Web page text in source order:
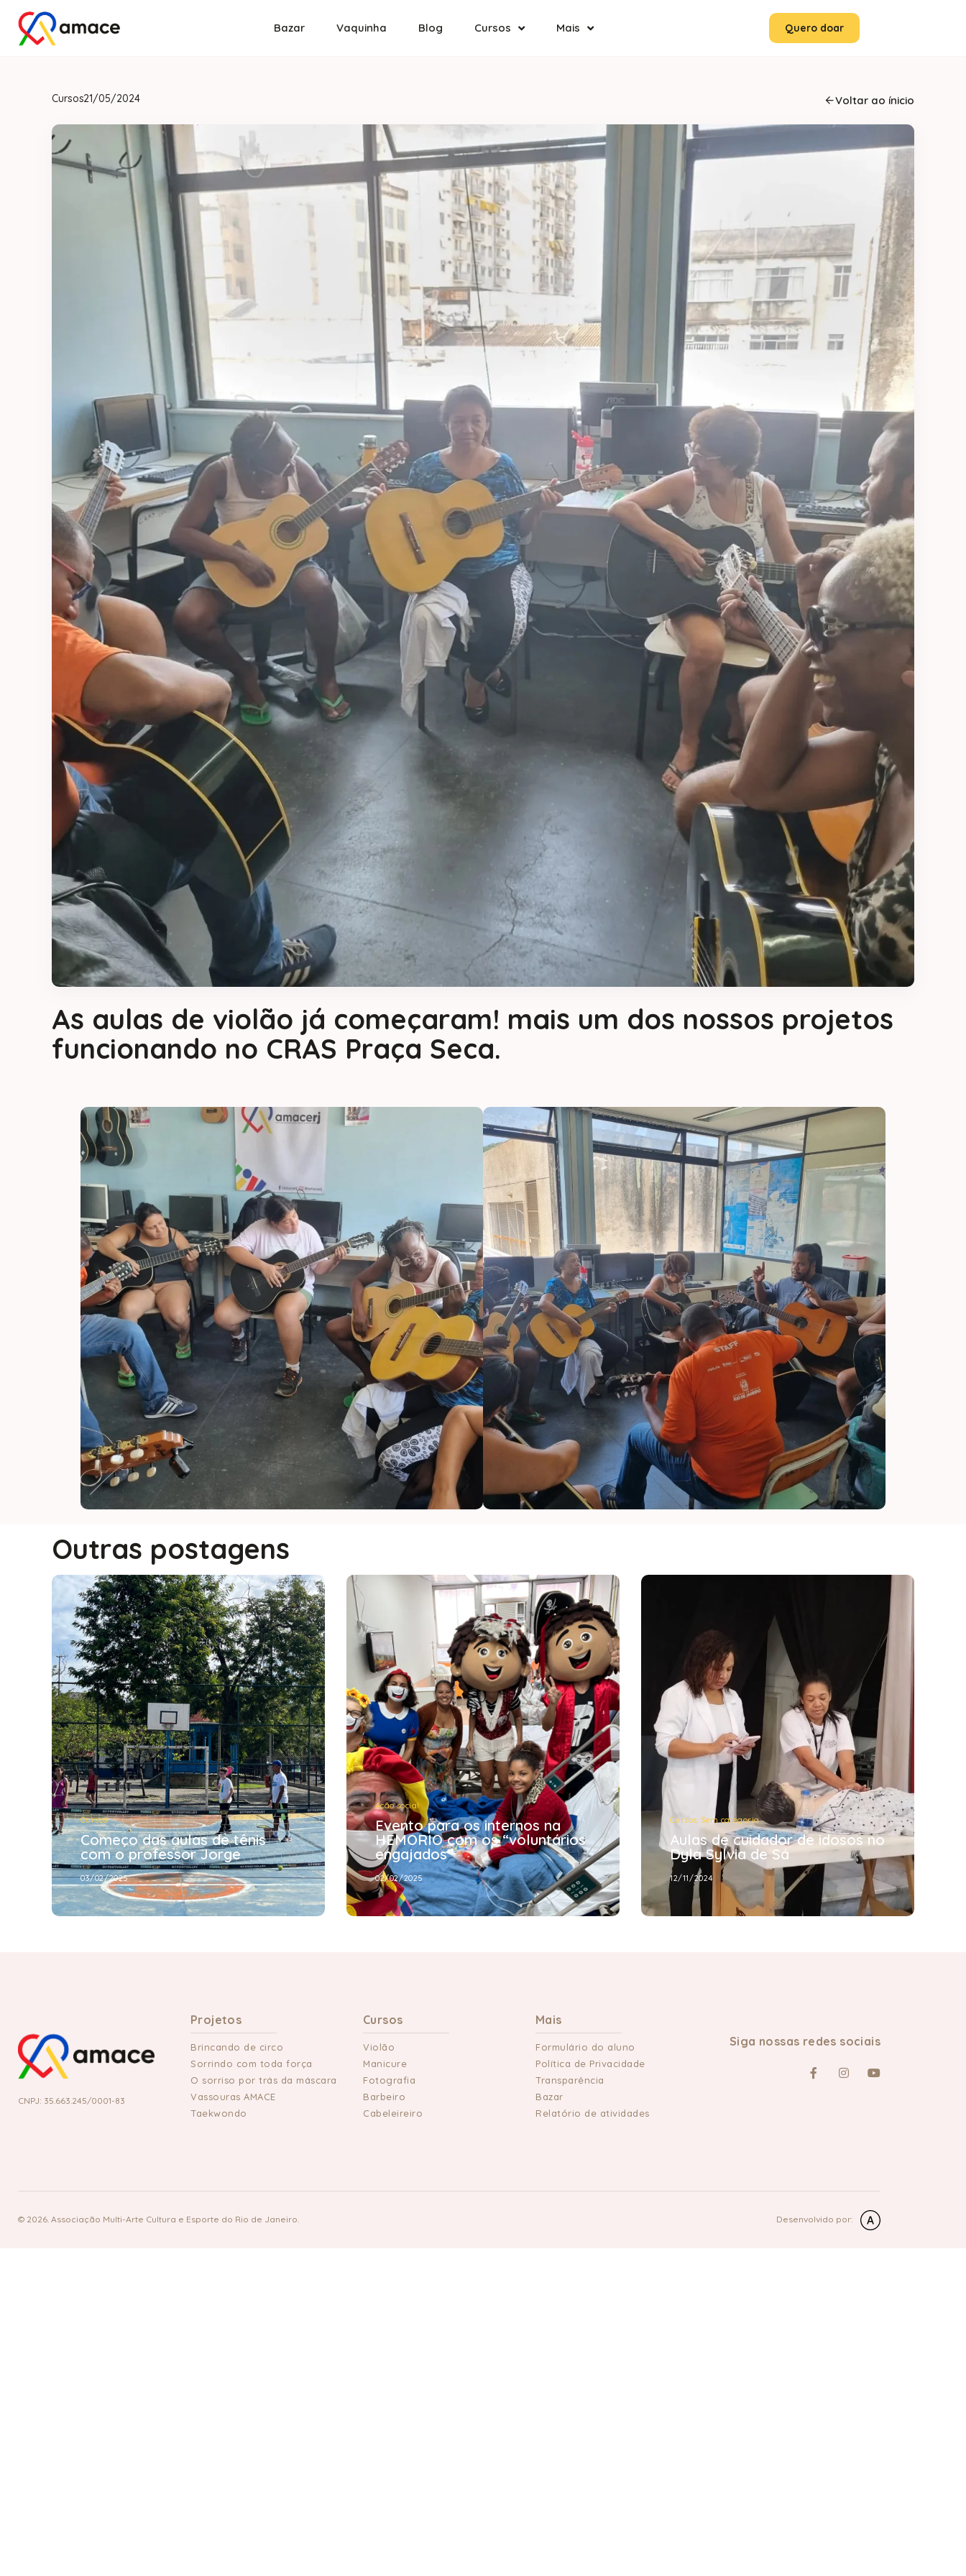
Bazar Vaquinha Blog Cursos Mais Quero doar
Cursos21/05/2024 Voltar ao ínicio
As aulas de violão já começaram! mais um dos nossos projetos
funcionando no CRAS Praça Seca.
Outras postagens
Cursos
Começo das aulas de tênis
com o professor Jorge
03/02/2025
Cursos
Começo das aulas de tênis
com o professor Jorge
03/02/2025
Ação social
Evento para os internos na
HEMORIO com os “voluntários
engajados”
02/02/2025
Ação social
Evento para os internos na
HEMORIO com os “voluntários
engajados”
02/02/2025
Cursos,Sem categoria
Aulas de cuidador de idosos no
Dyla Sylvia de Sá
12/11/2024
Aulas de cuidador de idosos no
Dyla Sylvia de Sá
12/11/2024
CNPJ: 35.663.245/0001-83
Projetos
Brincando de circo
Sorrindo com toda força
O sorriso por trás da máscara
Vassouras AMACE
Taekwondo
Cursos
Violão
Manicure
Fotografia
Barbeiro
Cabeleireiro
Mais
Formulário do aluno
Política de Privacidade
Transparência
Bazar
Relatório de atividades
Siga nossas redes sociais
© 2026. Associação Multi-Arte Cultura e Esporte do Rio de Janeiro. Desenvolvido por: